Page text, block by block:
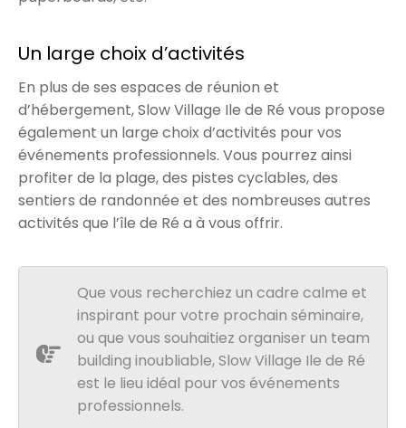
Un large choix d’activités
En plus de ses espaces de réunion et
d’hébergement, Slow Village Ile de Ré vous propose
également un large choix d’activités pour vos
événements professionnels. Vous pourrez ainsi
profiter de la plage, des pistes cyclables, des
sentiers de randonnée et des nombreuses autres
activités que l’île de Ré a à vous offrir.
Que vous recherchiez un cadre calme et
inspirant pour votre prochain séminaire,
ou que vous souhaitiez organiser un team
building inoubliable, Slow Village Ile de Ré
est le lieu idéal pour vos événements
professionnels.